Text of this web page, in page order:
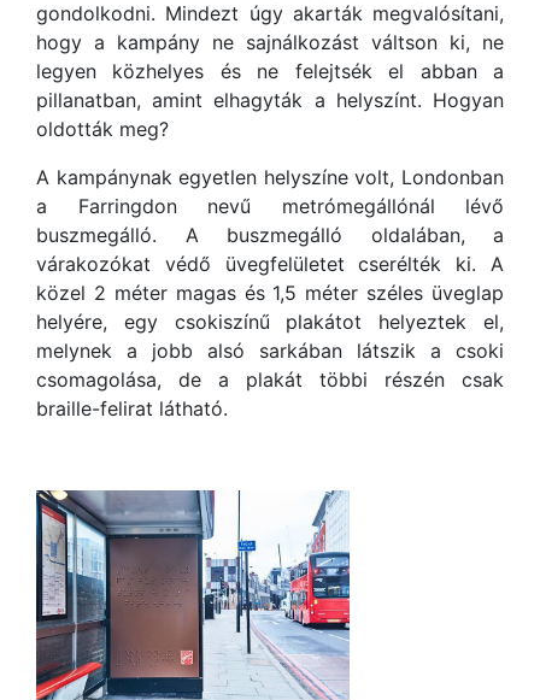
gondolkodni. Mindezt úgy akarták megvalósítani,
hogy a kampány ne sajnálkozást váltson ki, ne
legyen közhelyes és ne felejtsék el abban a
pillanatban, amint elhagyták a helyszínt. Hogyan
oldották meg?
A kampánynak egyetlen helyszíne volt, Londonban
a Farringdon nevű metrómegállónál lévő
buszmegálló. A buszmegálló oldalában, a
várakozókat védő üvegfelületet cserélték ki. A
közel 2 méter magas és 1,5 méter széles üveglap
helyére, egy csokiszínű plakátot helyeztek el,
melynek a jobb alsó sarkában látszik a csoki
csomagolása, de a plakát többi részén csak
braille-felirat látható.